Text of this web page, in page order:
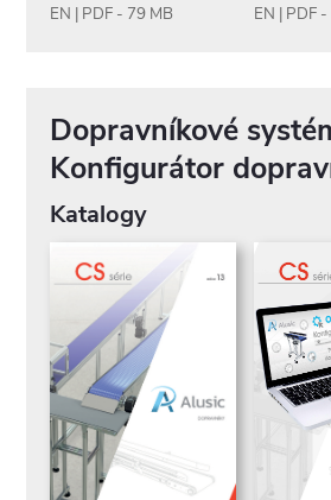
EN | PDF - 79 MB EN | PDF
Dopravníkové
Konfigurátor
Katalogy